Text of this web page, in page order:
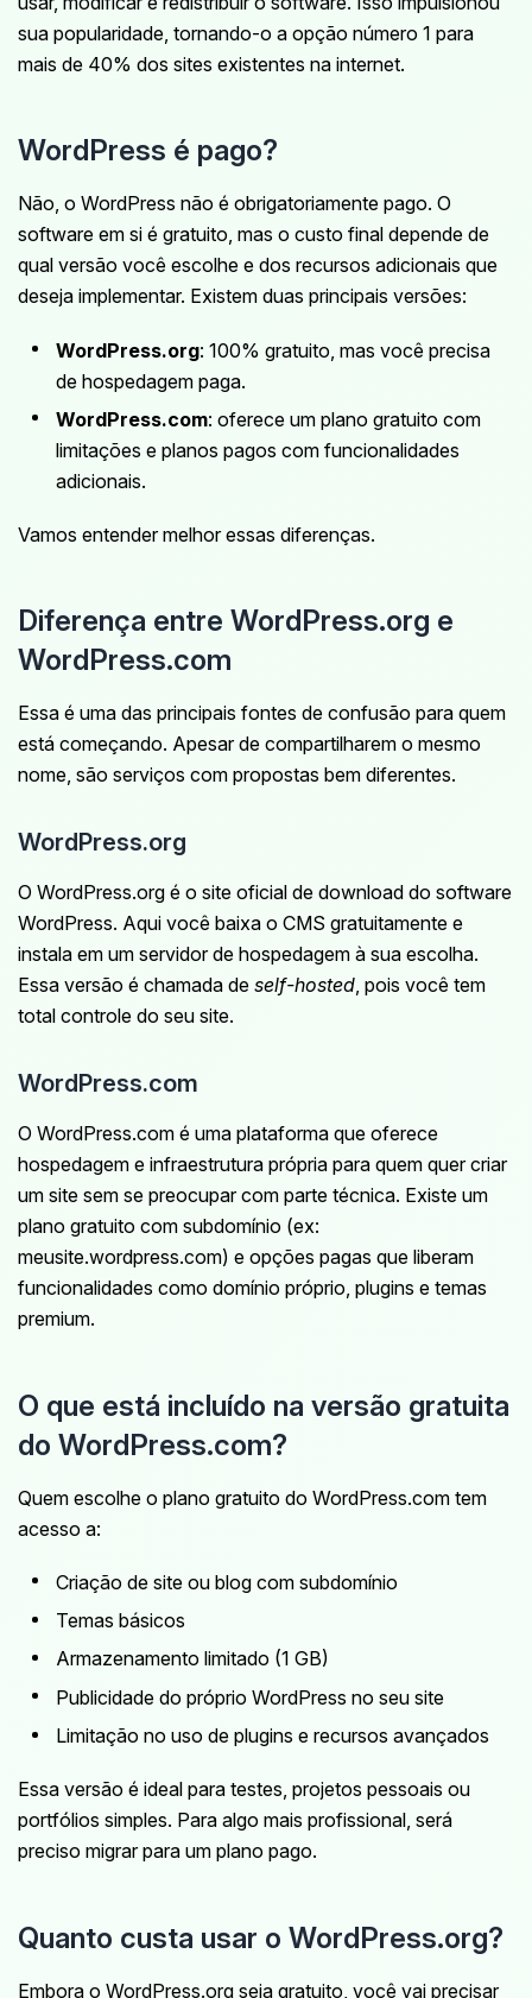
sua popularidade, tornando-o a opção número 1 para
mais de 40% dos sites existentes na internet.
WordPress é pago?
Não, o WordPress não é obrigatoriamente pago. O
software em si é gratuito, mas o custo final depende de
qual versão você escolhe e dos recursos adicionais que
deseja implementar. Existem duas principais versões:
WordPress.org: 100% gratuito, mas você precisa
de hospedagem paga.
WordPress.com: oferece um plano gratuito com
limitações e planos pagos com funcionalidades
adicionais.
Vamos entender melhor essas diferenças.
Diferença entre WordPress.org e
WordPress.com
Essa é uma das principais fontes de confusão para quem
está começando. Apesar de compartilharem o mesmo
nome, são serviços com propostas bem diferentes.
WordPress.org
O WordPress.org é o site oficial de download do software
WordPress. Aqui você baixa o CMS gratuitamente e
instala em um servidor de hospedagem à sua escolha.
Essa versão é chamada de self-hosted, pois você tem
total controle do seu site.
WordPress.com
O WordPress.com é uma plataforma que oferece
hospedagem e infraestrutura própria para quem quer criar
um site sem se preocupar com parte técnica. Existe um
plano gratuito com subdomínio (ex:
meusite.wordpress.com) e opções pagas que liberam
funcionalidades como domínio próprio, plugins e temas
premium.
O que está incluído na versão gratuita
do WordPress.com?
Quem escolhe o plano gratuito do WordPress.com tem
acesso a:
Criação de site ou blog com subdomínio
Temas básicos
Armazenamento limitado (1 GB)
Publicidade do próprio WordPress no seu site
Limitação no uso de plugins e recursos avançados
Essa versão é ideal para testes, projetos pessoais ou
portfólios simples. Para algo mais profissional, será
preciso migrar para um plano pago.
Quanto custa usar o WordPress.org?
Embora o WordPress.org seja gratuito, você vai precisar